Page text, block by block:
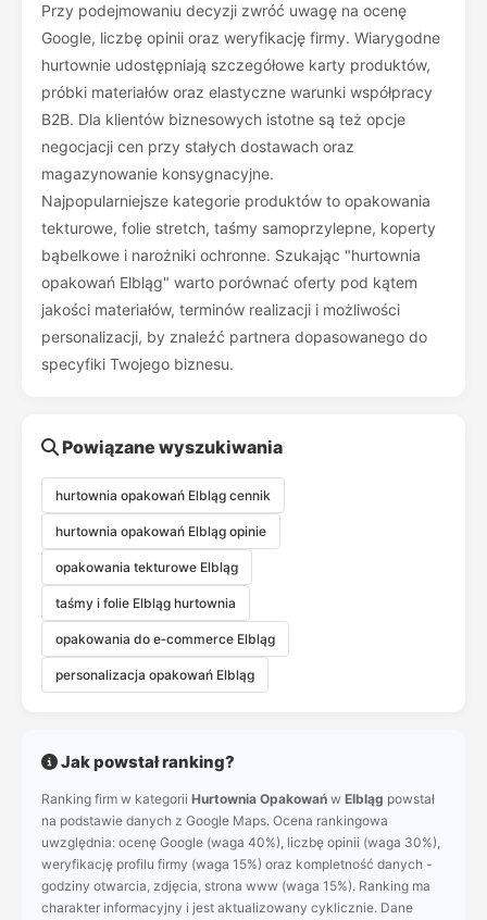
Przy podejmowaniu decyzji zwróć uwagę na ocenę
Google, liczbę opinii oraz weryfikację firmy. Wiarygodne
hurtownie udostępniają szczegółowe karty produktów,
próbki materiałów oraz elastyczne warunki współpracy
B2B. Dla klientów biznesowych istotne są też opcje
negocjacji cen przy stałych dostawach oraz
magazynowanie konsygnacyjne.
Najpopularniejsze kategorie produktów to opakowania
tekturowe, folie stretch, taśmy samoprzylepne, koperty
bąbelkowe i narożniki ochronne. Szukając "hurtownia
opakowań Elbląg" warto porównać oferty pod kątem
jakości materiałów, terminów realizacji i możliwości
personalizacji, by znaleźć partnera dopasowanego do
specyfiki Twojego biznesu.
Powiązane wyszukiwania
hurtownia opakowań Elbląg cennik
hurtownia opakowań Elbląg opinie
opakowania tekturowe Elbląg
taśmy i folie Elbląg hurtownia
opakowania do e‑commerce Elbląg
personalizacja opakowań Elbląg
Jak powstał ranking?
Ranking firm w kategorii Hurtownia Opakowań w Elbląg powstał
na podstawie danych z Google Maps. Ocena rankingowa
uwzględnia: ocenę Google (waga 40%), liczbę opinii (waga 30%),
weryfikację profilu firmy (waga 15%) oraz kompletność danych -
godziny otwarcia, zdjęcia, strona www (waga 15%). Ranking ma
charakter informacyjny i jest aktualizowany cyklicznie. Dane